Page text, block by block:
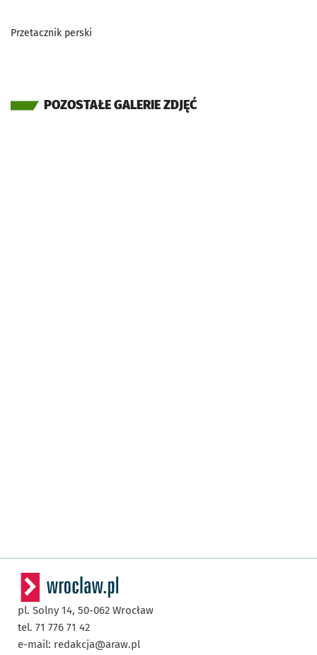
Przetacznik perski
POZOSTAŁE GALERIE ZDJĘĆ
pl. Solny 14, 50-062 Wrocław
tel. 71 776 71 42
e-mail: redakcja@araw.pl